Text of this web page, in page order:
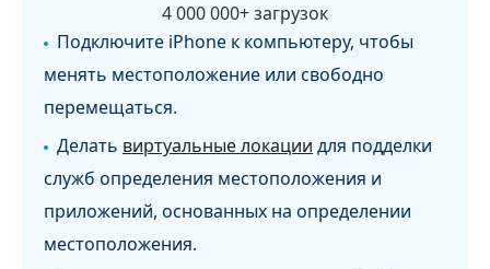
4 000 000+ загрузок
Подключите iPhone к компьютеру, чтобы
менять местоположение или свободно
перемещаться.
Делать виртуальные локации для подделки
служб определения местоположения и
приложений, основанных на определении
местоположения.